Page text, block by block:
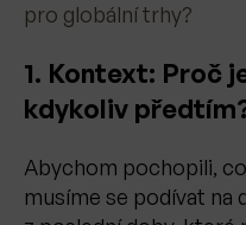
pro globální trhy?
1. Kontext: Proč
kdykoliv
Abychom pochopili,
musíme se podívat na